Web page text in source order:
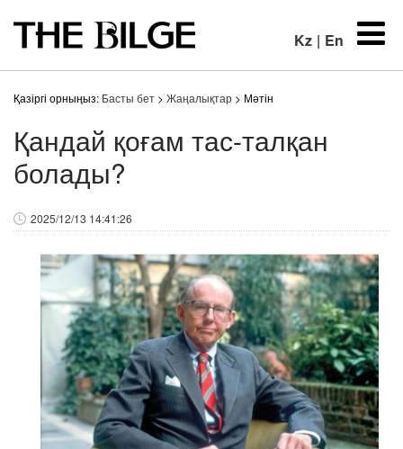
Kz | En
Қазіргі орныңыз: Басты бет > Жаңалықтар > Мәтін
Қандай қоғам тас-талқан
болады?
2025/12/13 14:41:26